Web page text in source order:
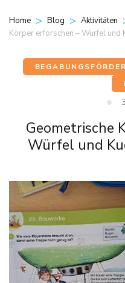
Home > Blog > Aktivitäten
Körper erforschen – Würfel und
Geometrische
Würfel und